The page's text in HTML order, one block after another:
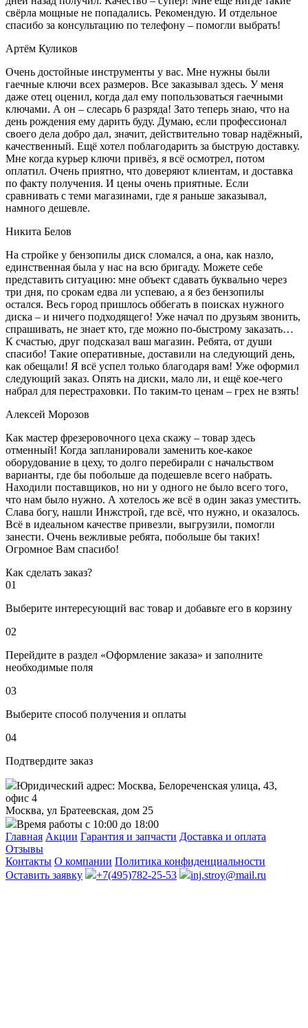
свёрла мощные не попадались. Рекомендую. И отдельное
спасибо за консультацию по телефону – помогли выбрать!
Артём Куликов
Очень достойные инструменты у вас. Мне нужны были
гаечные ключи всех размеров. Все заказывал здесь. У меня
даже отец оценил, когда дал ему попользоваться гаечными
ключами. А он – слесарь 6 разряда! Зато теперь знаю, что на
день рождения ему дарить буду. Думаю, если профессионал
своего дела добро дал, значит, действительно товар надёжный,
качественный. Ещё хотел поблагодарить за быструю доставку.
Мне когда курьер ключи привёз, я всё осмотрел, потом
оплатил. Очень приятно, что доверяют клиентам, и доставка
по факту получения. И цены очень приятные. Если
сравнивать с теми магазинами, где я раньше заказывал,
намного дешевле.
Никита Белов
На стройке у бензопилы диск сломался, а она, как назло,
единственная была у нас на всю бригаду. Можете себе
представить ситуацию: мне объект сдавать буквально через
три дня, по срокам едва ли успеваю, а я без бензопилы
остался. Весь город пришлось оббегать в поисках нужного
диска – и ничего подходящего! Уже начал по друзьям звонить,
спрашивать, не знает кто, где можно по-быстрому заказать…
К счастью, друг подсказал ваш магазин. Ребята, от души
спасибо! Такие оперативные, доставили на следующий день,
как обещали! Я всё успел только благодаря вам! Уже оформил
следующий заказ. Опять на диски, мало ли, и ещё кое-чего
набрал для перестраховки. По таким-то ценам – грех не взять!
Алексей Морозов
Как мастер фрезеровочного цеха скажу – товар здесь
отменный! Когда запланировали заменить кое-какое
оборудование в цеху, то долго перебирали с начальством
варианты, где бы побольше да подешевле всего набрать.
Находили поставщиков, но ни у одного не было всего того,
что нам было нужно. А хотелось же всё в один заказ уместить.
Слава богу, нашли Инжстрой, где всё, что нужно, и оказалось.
Всё в идеальном качестве привезли, выгрузили, помогли
занести. Очень вежливые ребята, побольше бы таких!
Огромное Вам спасибо!
Как сделать заказ?
01
Выберите интересующий вас товар и добавьте его в корзину
02
Перейдите в раздел «Оформление заказа» и заполните
необходимые поля
03
Выберите способ получения и оплаты
04
Подтвердите заказ
Юридический адрес: Москва, Белореченская улица, 43,
офис 4
Москва, ул Братеевская, дом 25
Время работы с 10:00 до 18:00
Главная Акции Гарантия и запчасти Доставка и оплата
Отзывы
Контакты О компании Политика конфиденциальности
Оставить заявку
+7(495)782-25-53 inj.stroy@mail.ru